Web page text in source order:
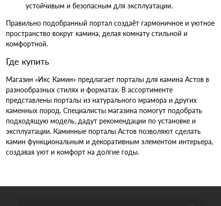
устойчивым и безопасным для эксплуатации.
Правильно подобранный портал создаёт гармоничное и уютное
пространство вокруг камина, делая комнату стильной и
комфортной.
Где купить
Магазин «Икс Камин» предлагает порталы для камина Астов в
разнообразных стилях и форматах. В ассортименте
представлены порталы из натурального мрамора и других
каменных пород. Специалисты магазина помогут подобрать
подходящую модель, дадут рекомендации по установке и
эксплуатации. Каминные порталы Астов позволяют сделать
камин функциональным и декоративным элементом интерьера,
создавая уют и комфорт на долгие годы.